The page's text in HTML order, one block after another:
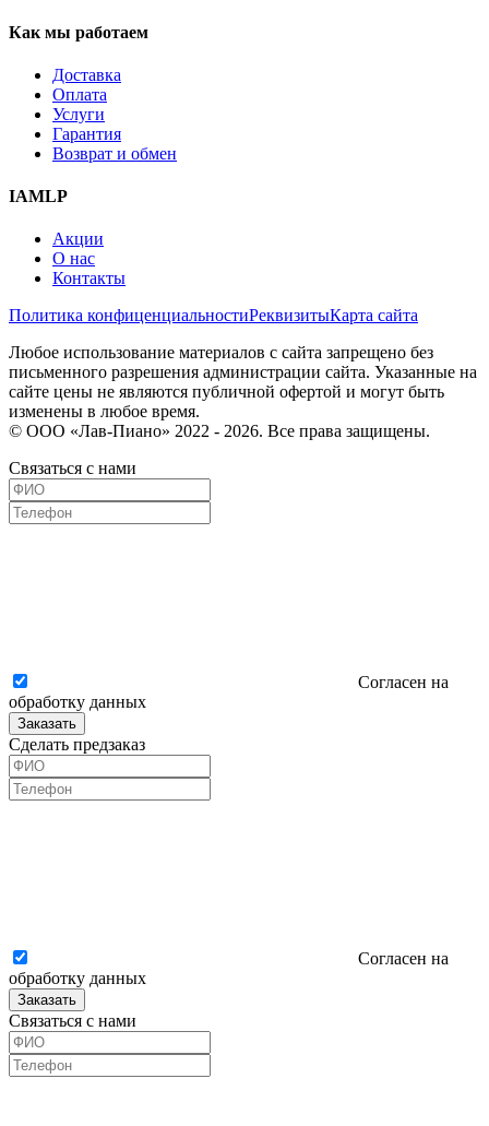
Как мы работаем
Доставка
Оплата
Услуги
Гарантия
Возврат и обмен
IAMLP
Акции
О нас
Контакты
Политика конфиценциальностиРеквизитыКарта сайта
Любое использование материалов с сайта запрещено без
письменного разрешения администрации сайта. Указанные на
сайте цены не являются публичной офертой и могут быть
изменены в любое время.
© ООО «Лав-Пиано» 2022 - 2026. Все права защищены.
Связаться с нами
Согласен на
обработку данных
Заказать
Сделать предзаказ
Согласен на
обработку данных
Заказать
Связаться с нами